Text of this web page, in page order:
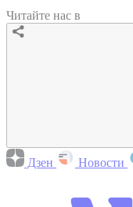
Читайте нас в
Дзен Новости